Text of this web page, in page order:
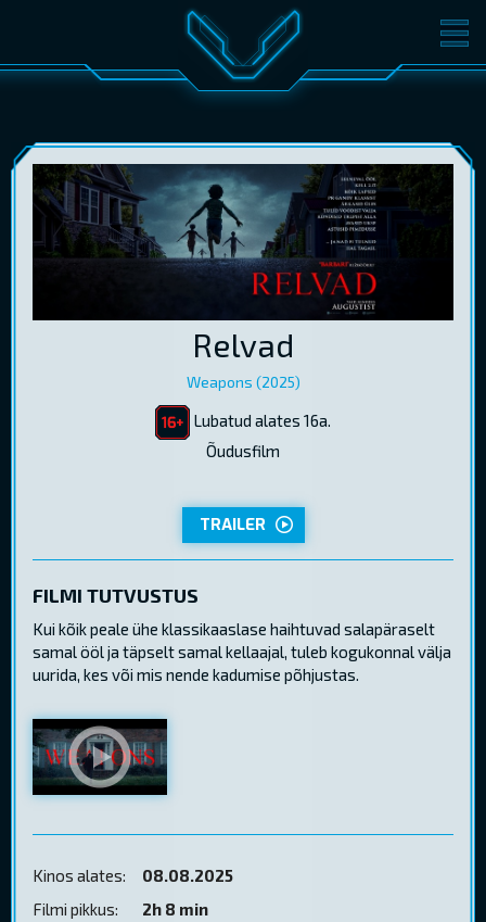
FILMID PILETID
KONVERENTS V-KLUBI
KINKEKAARDID
Relvad
Weapons (2025)
Lubatud alates 16a.
Õudusfilm
TRAILER
FILMI TUTVUSTUS
Kui kõik peale ühe klassikaaslase haihtuvad salapäraselt
samal ööl ja täpselt samal kellaajal, tuleb kogukonnal välja
uurida, kes või mis nende kadumise põhjustas.
Kinos alates:
08.08.2025
Filmi pikkus:
2h 8 min